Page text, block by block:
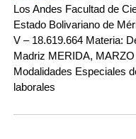
Los Andes Facultad de
Estado Bolivariano de
V – 18.619.664 Materia:
Madriz MERIDA,
Modalidades Especiales
laborales